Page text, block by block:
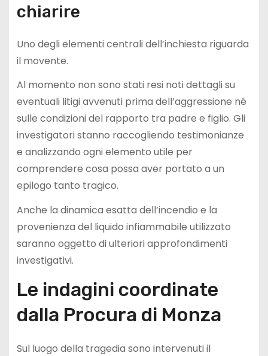
chiarire
Uno degli elementi centrali dell’inchiesta riguarda
il movente.
Al momento non sono stati resi noti dettagli su
eventuali litigi avvenuti prima dell’aggressione né
sulle condizioni del rapporto tra padre e figlio. Gli
investigatori stanno raccogliendo testimonianze
e analizzando ogni elemento utile per
comprendere cosa possa aver portato a un
epilogo tanto tragico.
Anche la dinamica esatta dell’incendio e la
provenienza del liquido infiammabile utilizzato
saranno oggetto di ulteriori approfondimenti
investigativi.
Le indagini coordinate
dalla Procura di Monza
Sul luogo della tragedia sono intervenuti il